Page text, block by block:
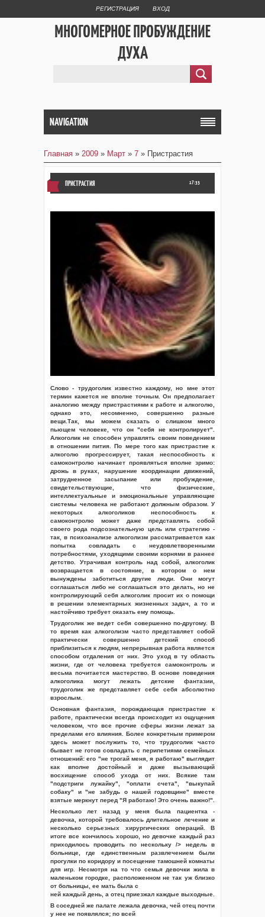
РЕГИСТРАЦИЯ ВХОД
МНОГОМЕРНОЕ ПРОБУЖДЕНИЕ
ДУХА
NAVIGATION
Главная » 2009 » Март » 7 » Пристрастия
17:33
ПРИСТРАСТИЯ
Слово - трудоголик известно каждому, но мне этот
термин кажется не вполне точным. Он предполагает
аналогию между пристрастиями к работе и алкоголю,
однако это, несомненно, совершенно разные
вещи.Так, мы можем сказать о слишком много
пьющем человеке, что он "себя не контролирует".
Алкоголик не способен управлять своим поведением
в отношении пития. По мере того как пристрастие к
алкоголю прогрессирует, такая неспособность к
самоконтролю начинает проявляться вполне зримо:
дрожь в руках, нарушение координации движений,
затрудненное засыпание или пробуждение,
свидетельствующие, что физические,
интеллектуальные и эмоциональные управляющие
системы человека не работают должным образом. У
некоторых алкоголиков неспособность к
самоконтролю может даже представлять собой
своего рода подсознательную цель или стратегию -
так, в психоанализе алкоголизм рассматривается как
попытка совладать с неудовлетворенными
потребностями, уходящими своими корнями в раннее
детство. Утрачивая контроль над собой, алкоголик
возвращается в состояние, в котором о нем
вынуждены заботиться другие люди. Они могут
соглашаться либо не соглашаться это делать, но не
контролирующий себя алкоголик просит их о помощи
в решении элементарных жизненных задач, а то и
настойчиво требует оказать ему помощь.
Трудоголик же ведет себя совершенно по-другому. В
то время как алкоголизм часто представляет собой
практически совершенно детский способ
приблизиться к людям, непрерывная работа является
способом отдаления от них. Это уход в ту область
жизни, где от человека требуется самоконтроль и
весьма почитается мастерство. В основе поведения
алкоголика могут лежать детские фантазии,
трудоголик же представляет себе себя абсолютно
взрослым.
Основная фантазия, порождающая пристрастие к
работе, практически всегда происходит из ощущения
человеком, что все прочие сферы жизни лежат за
пределами его влияния. Более конкретным примером
здесь может послужить то, что трудоголик часто
бывает не готов совладать с перипетиями семейных
отношений: его "не трогай меня, я работаю" выглядит
как вполне достойный и даже вызывающий
восхищение способ ухода от них. Всякие там
"подстриги лужайку", "оплати счета", "выкупай
собаку" и "не забудь о нашей годовщине" вместе
взятые меркнут перед "Я работаю! Это очень важно!".
Несколько лет назад у меня была пациентка -
девочка, которой требовалось длительное лечение и
несколько серьезных хирургических операций. В
итоге все кончилось хорошо, но девочке каждый раз
приходилось проводить по нескольку /> недель в
больнице, где единственным развлечением были
прогулки по коридору и посещение тамошней комнаты
для игр. Несмотря на то что семья девочки жила в
маленьком городке, расположенном не так уж близко
от больницы, ее мать была с
ней каждый день, а отец приезжал каждые выходные.
В соседней же палате лежала девочка, чей отец почти
у нее не появлялся; по всей